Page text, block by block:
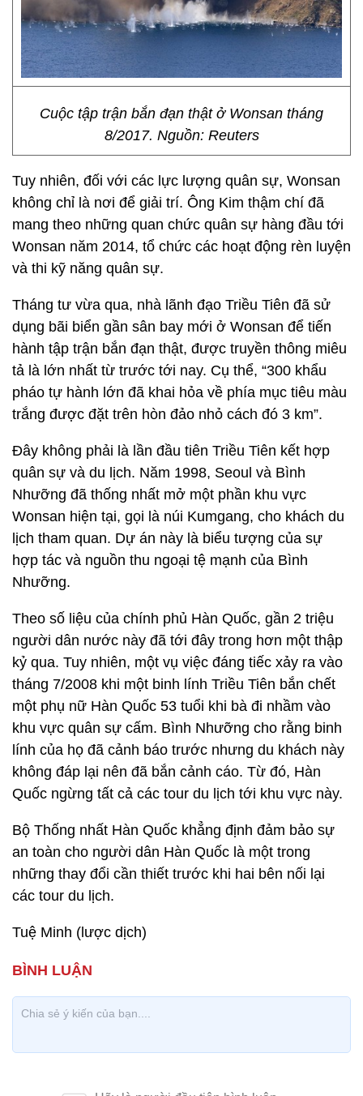
Cuộc tập trận bắn đạn thật ở Wonsan tháng
8/2017. Nguồn: Reuters
Tuy nhiên, đối với các lực lượng quân sự, Wonsan
không chỉ là nơi để giải trí. Ông Kim thậm chí đã
mang theo những quan chức quân sự hàng đầu tới
Wonsan năm 2014, tổ chức các hoạt động rèn luyện
và thi kỹ năng quân sự.
Tháng tư vừa qua, nhà lãnh đạo Triều Tiên đã sử
dụng bãi biển gần sân bay mới ở Wonsan để tiến
hành tập trận bắn đạn thật, được truyền thông miêu
tả là lớn nhất từ trước tới nay. Cụ thể, “300 khẩu
pháo tự hành lớn đã khai hỏa về phía mục tiêu màu
trắng được đặt trên hòn đảo nhỏ cách đó 3 km”.
Đây không phải là lần đầu tiên Triều Tiên kết hợp
quân sự và du lịch. Năm 1998, Seoul và Bình
Nhưỡng đã thống nhất mở một phần khu vực
Wonsan hiện tại, gọi là núi Kumgang, cho khách du
lịch tham quan. Dự án này là biểu tượng của sự
hợp tác và nguồn thu ngoại tệ mạnh của Bình
Nhưỡng.
Theo số liệu của chính phủ Hàn Quốc, gần 2 triệu
người dân nước này đã tới đây trong hơn một thập
kỷ qua. Tuy nhiên, một vụ việc đáng tiếc xảy ra vào
tháng 7/2008 khi một binh lính Triều Tiên bắn chết
một phụ nữ Hàn Quốc 53 tuổi khi bà đi nhầm vào
khu vực quân sự cấm. Bình Nhưỡng cho rằng binh
lính của họ đã cảnh báo trước nhưng du khách này
không đáp lại nên đã bắn cảnh cáo. Từ đó, Hàn
Quốc ngừng tất cả các tour du lịch tới khu vực này.
Bộ Thống nhất Hàn Quốc khẳng định đảm bảo sự
an toàn cho người dân Hàn Quốc là một trong
những thay đổi cần thiết trước khi hai bên nối lại
các tour du lịch.
Tuệ Minh (lược dịch)